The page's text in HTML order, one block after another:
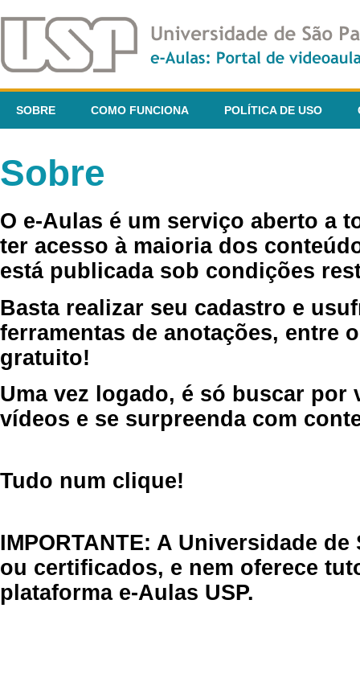
SOBRE COMO FUNCIONA POLÍTICA DE USO
Sobre
O e-Aulas é um serviço aberto a
ter acesso à maioria dos
está publicada sob condições
Basta realizar seu cadastro e
ferramentas de anotações, entre
gratuito!
Uma vez logado, é só buscar por
vídeos e se surpreenda com
Tudo num clique!
IMPORTANTE: A Universidade
ou certificados, e nem oferece
plataforma e-Aulas USP.